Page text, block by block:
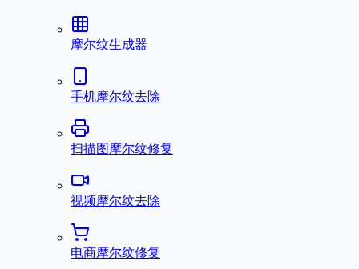
摩尔纹生成器
手机摩尔纹去除
扫描图摩尔纹修复
视频摩尔纹去除
电商摩尔纹修复